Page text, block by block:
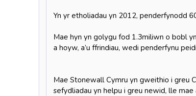
Yn yr etholiadau yn 2012, penderfynodd
Mae hyn yn golygu fod 1.3miliwn o bobl
a hoyw, a’u ffrindiau, wedi penderfynu
Mae Stonewall Cymru yn gweithio i greu
sefydliadau yn helpu i greu newid, lle